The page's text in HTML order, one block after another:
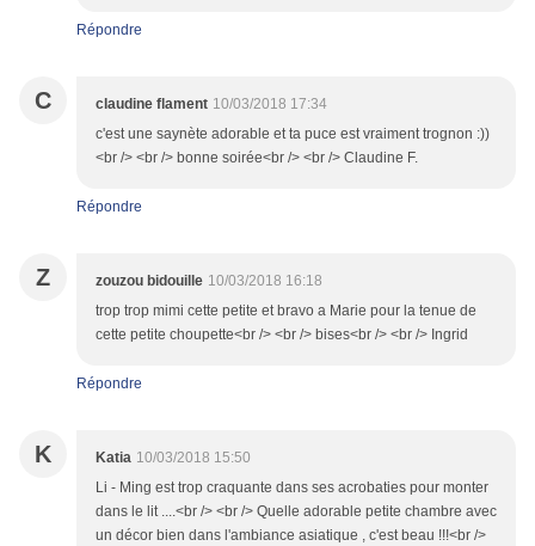
Répondre
C claudine flament 10/03/2018 17:34
c'est une saynète adorable et ta puce est vraiment trognon :))
<br /> <br /> bonne soirée<br /> <br /> Claudine F.
Répondre
Z zouzou bidouille 10/03/2018 16:18
trop trop mimi cette petite et bravo a Marie pour la tenue de
cette petite choupette<br /> <br /> bises<br /> <br /> Ingrid
Répondre
K Katia 10/03/2018 15:50
Li - Ming est trop craquante dans ses acrobaties pour monter
dans le lit ....<br /> <br /> Quelle adorable petite chambre avec
un décor bien dans l'ambiance asiatique , c'est beau !!!<br />